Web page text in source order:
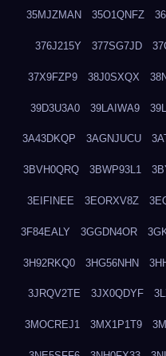
35MJZMAN 35O1QNFZ
376J215Y 377SG7JD
37X9FZP9 38J0SXQX
39D3U3A0 39LAIWA9
3A43DKQP 3AGNJUCU
3BVH0QRQ 3BWP93L1
3EIFINEE 3EORXV8Z
3F84EALY 3GGDN4OR
3H92RKQ0 3HG56NHN
3JRQV2TE 3JX0QDYF
3MOCREJ1 3MX1P1T9